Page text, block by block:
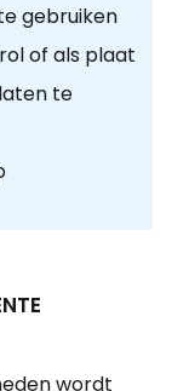
gebruiken
of als plaat
te
wordt